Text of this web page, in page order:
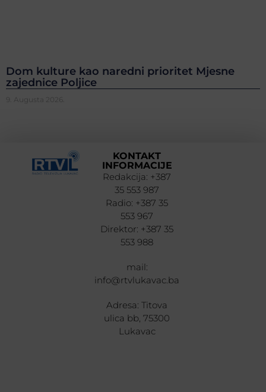
Dom kulture kao naredni prioritet Mjesne
zajednice Poljice
9. Augusta 2026.
KONTAKT
INFORMACIJE
Redakcija: +387
35 553 987
Radio: +387 35
553 967
Direktor: +387 35
553 988
mail:
info@rtvlukavac.ba
Adresa: Titova
ulica bb, 75300
Lukavac